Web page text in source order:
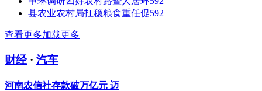
县农业农村局扛稳粮食重任促592
查看更多加载更多
财经· 汽车
河南农信社存款破万亿元 迈